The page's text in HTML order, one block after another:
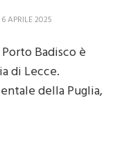
6 APRILE 2025
Badisco è
di Lecce.
della Puglia,